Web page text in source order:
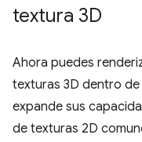
textura 3D
Ahora puedes
texturas 3D dentro
expande sus
de texturas 2D